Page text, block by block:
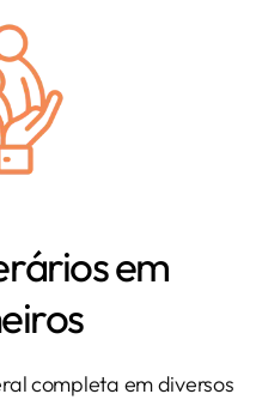
em
completa em diversos